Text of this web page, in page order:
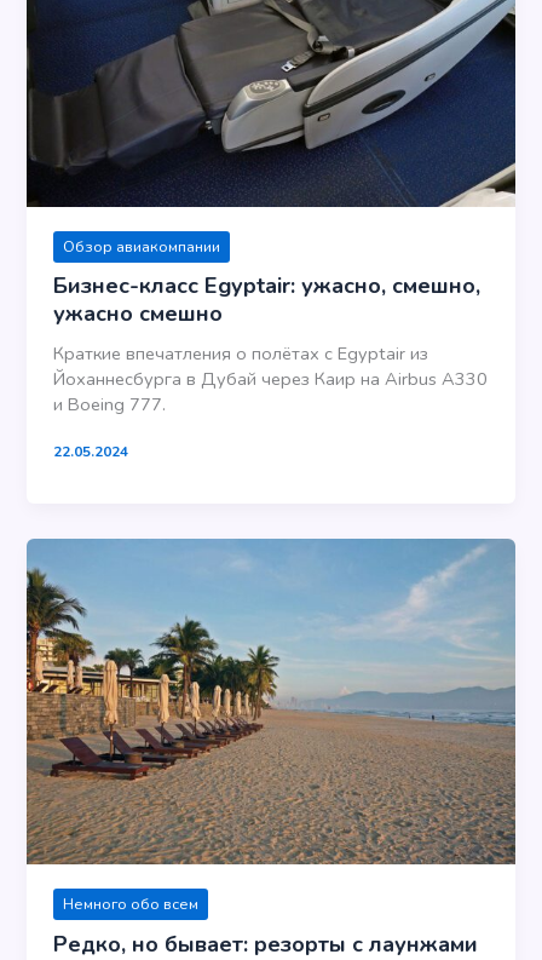
Обзор авиакомпании
Бизнес-класс Egyptair: ужасно, смешно,
ужасно смешно
Краткие впечатления о полётах с Egyptair из
Йоханнесбурга в Дубай через Каир на Airbus A330
и Boeing 777.
22.05.2024
Немного обо всем
Редко, но бывает: резорты с лаунжами